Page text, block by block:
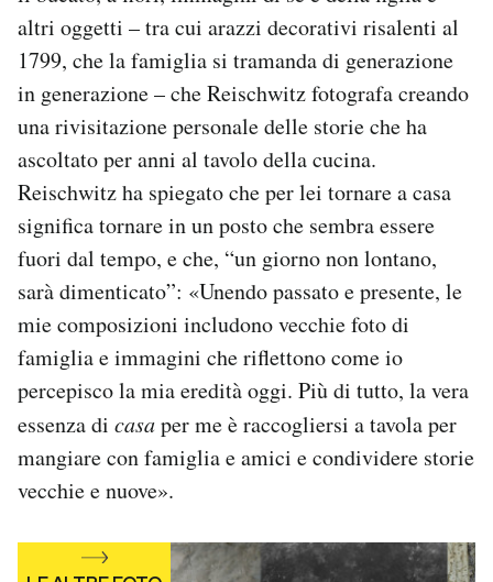
Newsletter
Notifiche mobile
Regala il Post
Hai bisogno di aiuto?
Esci
altri oggetti – tra cui arazzi decorativi risalenti al
1799, che la famiglia si tramanda di generazione
in generazione – che Reischwitz fotografa creando
una rivisitazione personale delle storie che ha
ascoltato per anni al tavolo della cucina.
Reischwitz ha spiegato che per lei tornare a casa
significa tornare in un posto che sembra essere
fuori dal tempo, e che, “un giorno non lontano,
sarà dimenticato”: «Unendo passato e presente, le
mie composizioni includono vecchie foto di
famiglia e immagini che riflettono come io
percepisco la mia eredità oggi. Più di tutto, la vera
essenza di casaper me è raccogliersi a tavola per
mangiare con famiglia e amici e condividere storie
vecchie e nuove».